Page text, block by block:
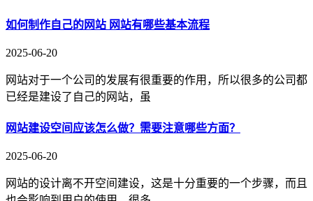
如何制作自己的网站 网站有哪些基本流程
2025-06-20
网站对于一个公司的发展有很重要的作用，所以很多的公司都
已经是建设了自己的网站，虽
网站建设空间应该怎么做？需要注意哪些方面？
2025-06-20
网站的设计离不开空间建设，这是十分重要的一个步骤，而且